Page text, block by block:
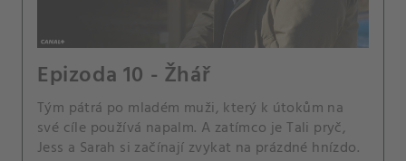
Epizoda 10 - Žhář
Tým pátrá po mladém muži, který k útokům na
své cíle používá napalm. A zatímco je Tali pryč,
Jess a Sarah si začínají zvykat na prázdné hnízdo.